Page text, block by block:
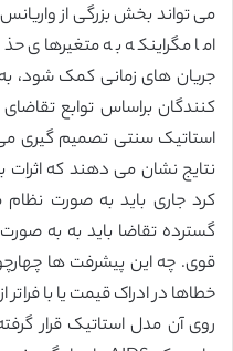
می تواند بخش بزرگی از
اما مگراینکه به متغیرهای
جریان های زمانی کمک شود،
کنندگان براساس توابع
استاتیک سنتی تصمیم گیری
نتایج نشان می دهند که
کرد جاری باید به صورت
گسترده تقاضا باید به به
قوی. چه این پیشرفت ها
خطاها در ادراک قیمت یا با
روی آن مدل استاتیک قرار